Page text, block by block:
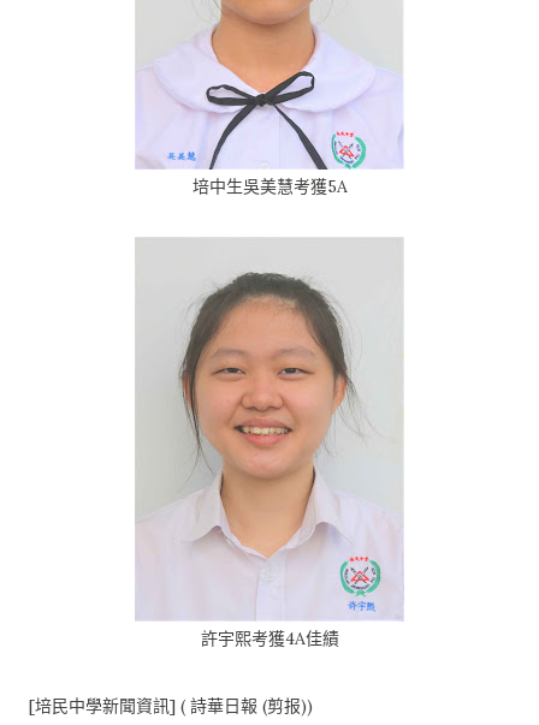
培中生吳美慧考獲5A
許宇熙考獲4A佳績
[培民中學新聞資訊] ( 詩華日報 (剪报))